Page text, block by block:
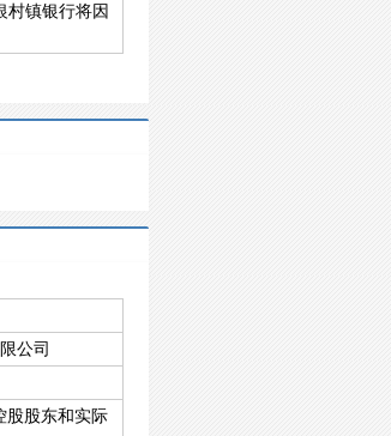
村镇银行将因
公司
股股东和实际